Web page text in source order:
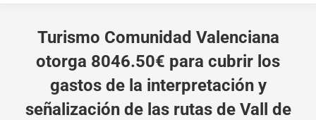
Turismo Comunidad Valenciana
otorga 8046.50€ para cubrir los
gastos de la interpretación y
señalización de las rutas de Vall de